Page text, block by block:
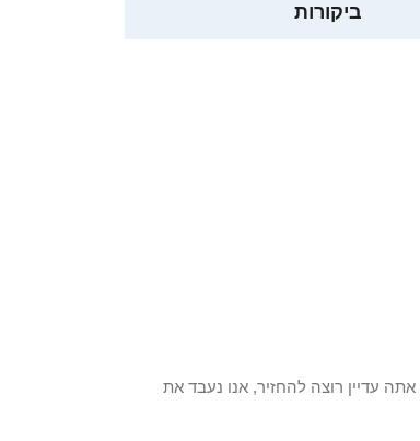
ביקורות
אם אתה עדיין רוצה להחזיר, אנו נעבד את